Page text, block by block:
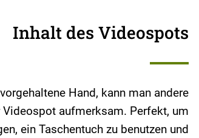
Inhalt des Videospots
Hand, kann man andere
aufmerksam. Perfekt, um
ein Taschentuch zu benutzen und